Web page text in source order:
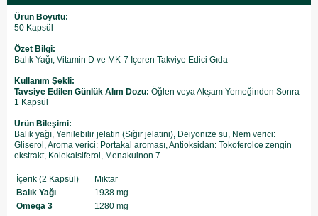
Ürün Boyutu:
50 Kapsül
Özet Bilgi:
Balık Yağı, Vitamin D ve MK-7 İçeren Takviye Edici Gıda
Kullanım Şekli:
Tavsiye Edilen Günlük Alım Dozu: Öğlen veya Akşam Yemeğinden Sonra
1 Kapsül
Ürün Bileşimi:
Balık yağı, Yenilebilir jelatin (Sığır jelatini), Deiyonize su, Nem verici:
Gliserol, Aroma verici: Portakal aroması, Antioksidan: Tokoferolce zengin
ekstrakt, Kolekalsiferol, Menakuinon 7.
İçerik (2 Kapsül)
Miktar
Balık Yağı
1938 mg
Omega 3
1280 mg